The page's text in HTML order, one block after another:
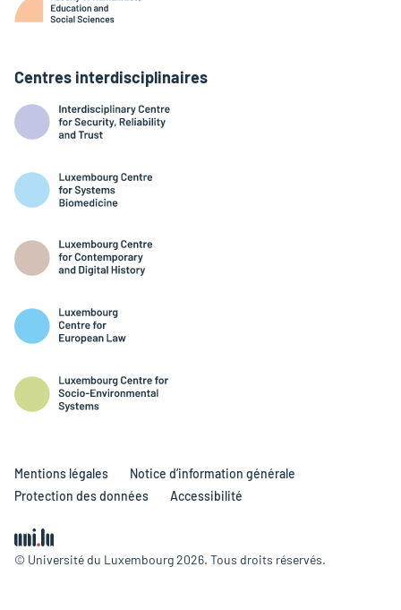
Centres interdisciplinaires
© Université du Luxembourg 2026. Tous droits réservés.
Mentions légales
Notice d’information générale
Protection des données
Accessibilité